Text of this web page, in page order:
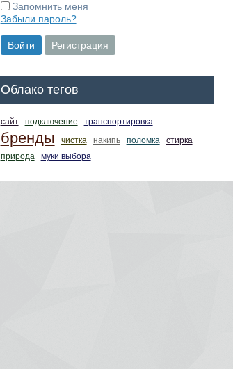
Запомнить меня
Забыли пароль?
Войти Регистрация
Облако тегов
сайт подключение транспортировка
бренды чистка накипь поломка
стирка
природа
муки выбора